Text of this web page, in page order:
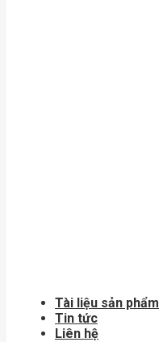
Tài liệu sản phẩm
Tin tức
Liên hệ